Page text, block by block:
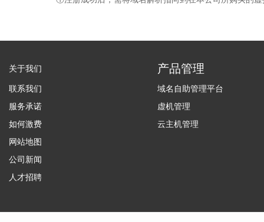
关于我们
联系我们
服务承诺
如何激费
网站地图
公司新闻
人才招聘
产品管理
域名自助管理平台
虚机管理
云主机管理